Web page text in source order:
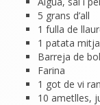
5 grans d’all
1 fulla de
1 patata
Barreja de
Farina
1 got de vi
10 ametlles,